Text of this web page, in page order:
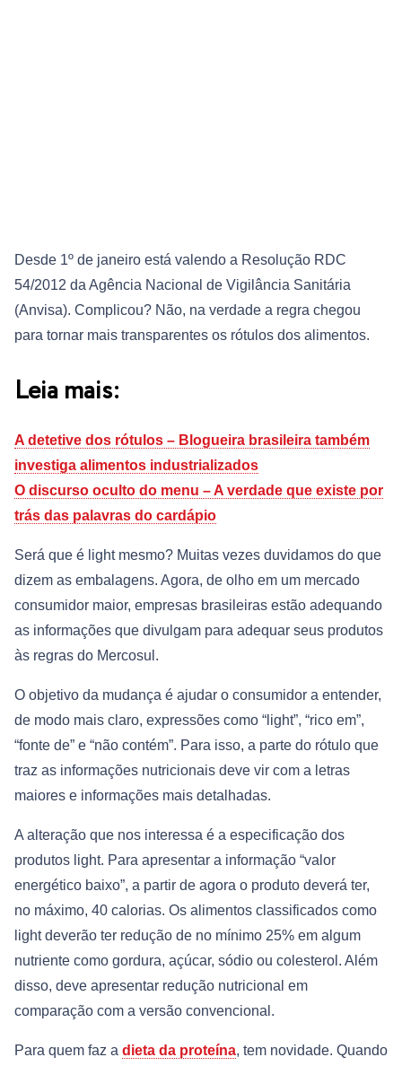
Desde 1º de janeiro está valendo a Resolução RDC
54/2012 da Agência Nacional de Vigilância Sanitária
(Anvisa). Complicou? Não, na verdade a regra chegou
para tornar mais transparentes os rótulos dos alimentos.
Leia mais:
A detetive dos rótulos – Blogueira brasileira também
investiga alimentos industrializados
O discurso oculto do menu – A verdade que existe por
trás das palavras do cardápio
Será que é light mesmo? Muitas vezes duvidamos do que
dizem as embalagens. Agora, de olho em um mercado
consumidor maior, empresas brasileiras estão adequando
as informações que divulgam para adequar seus produtos
às regras do Mercosul.
O objetivo da mudança é ajudar o consumidor a entender,
de modo mais claro, expressões como “light”, “rico em”,
“fonte de” e “não contém”. Para isso, a parte do rótulo que
traz as informações nutricionais deve vir com a letras
maiores e informações mais detalhadas.
A alteração que nos interessa é a especificação dos
produtos light. Para apresentar a informação “valor
energético baixo”, a partir de agora o produto deverá ter,
no máximo, 40 calorias. Os alimentos classificados como
light deverão ter redução de no mínimo 25% em algum
nutriente como gordura, açúcar, sódio ou colesterol. Além
disso, deve apresentar redução nutricional em
comparação com a versão convencional.
Para quem faz a dieta da proteína, tem novidade. Quando